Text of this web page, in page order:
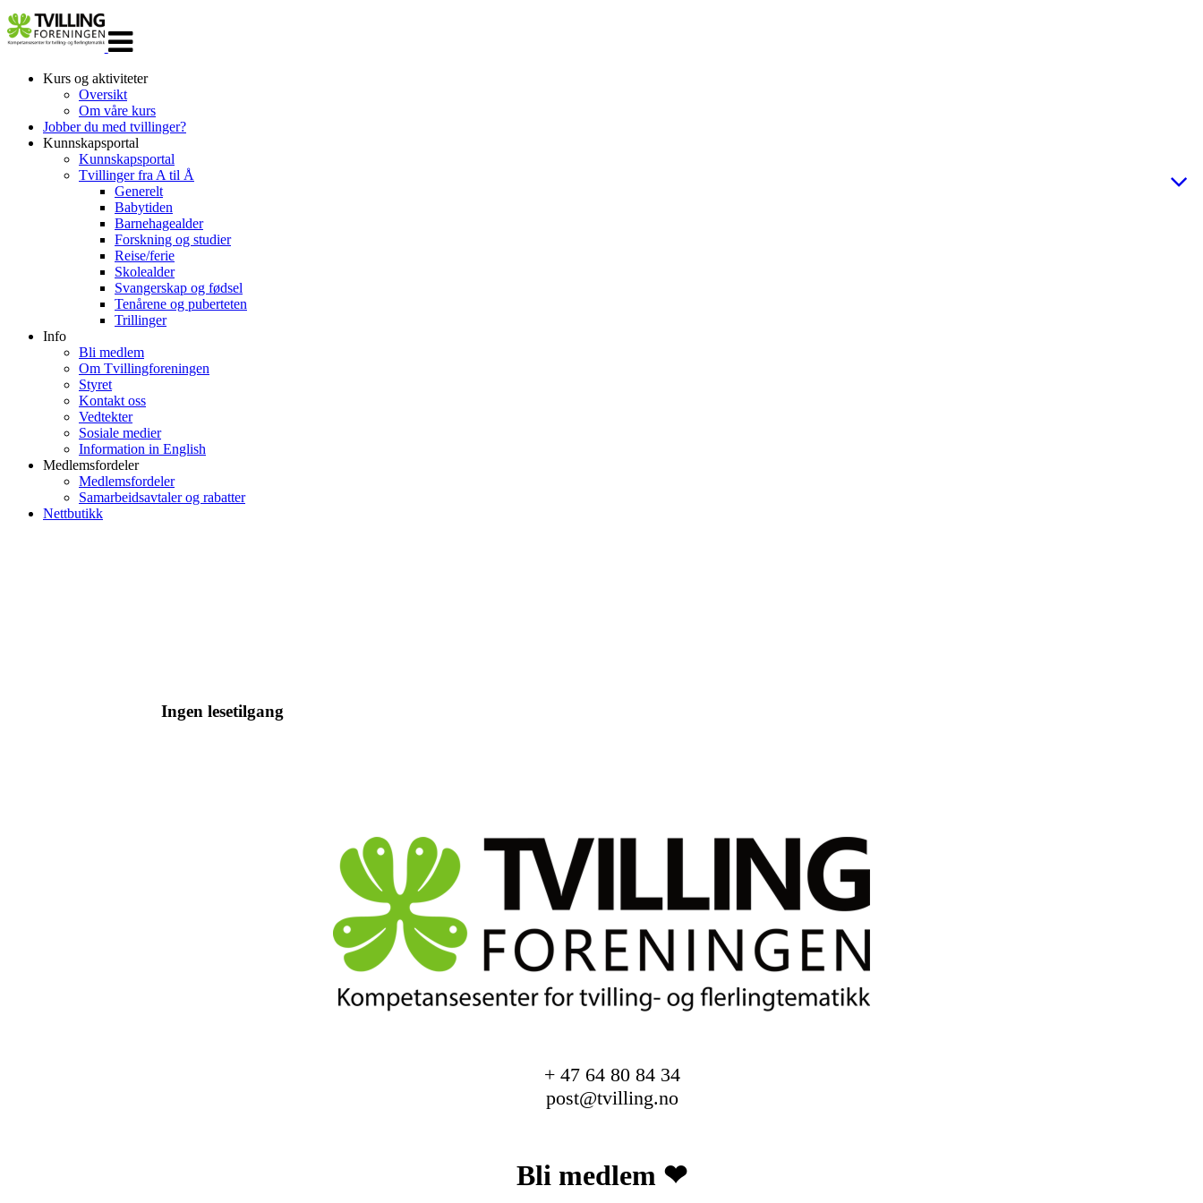
navigasjon
Kurs og aktiviteter
Oversikt
Om våre kurs
Jobber du med tvillinger?
Kunnskapsportal
Kunnskapsportal
Tvillinger fra A til Å
Generelt
Babytiden
Barnehagealder
Forskning og studier
Reise/ferie
Skolealder
Svangerskap og fødsel
Tenårene og puberteten
Trillinger
Info
Bli medlem
Om Tvillingforeningen
Styret
Kontakt oss
Vedtekter
Sosiale medier
Information in English
Medlemsfordeler
Medlemsfordeler
Samarbeidsavtaler og rabatter
Nettbutikk
Ingen lesetilgang
+ 47 64 80 84 34
post@tvilling.no
Bli medlem ❤︎